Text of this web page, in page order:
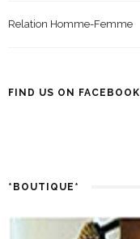
Relation Homme-Femme
FIND US ON FACEBOOK
*BOUTIQUE*